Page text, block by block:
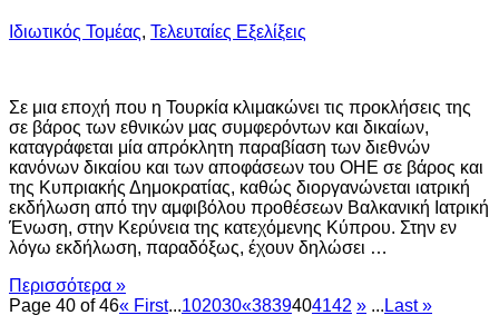
Ιδιωτικός Τομέας, Τελευταίες Εξελίξεις
Σε μια εποχή που η Τουρκία κλιμακώνει τις προκλήσεις της
σε βάρος των εθνικών μας συμφερόντων και δικαίων,
καταγράφεται μία απρόκλητη παραβίαση των διεθνών
κανόνων δικαίου και των αποφάσεων του ΟΗΕ σε βάρος και
της Κυπριακής Δημοκρατίας, καθώς διοργανώνεται ιατρική
εκδήλωση από την αμφιβόλου προθέσεων Βαλκανική Ιατρική
Ένωση, στην Κερύνεια της κατεχόμενης Κύπρου. Στην εν
λόγω εκδήλωση, παραδόξως, έχουν δηλώσει …
Περισσότερα »
Page 40 of 46« First...102030«3839404142 » ... Last »